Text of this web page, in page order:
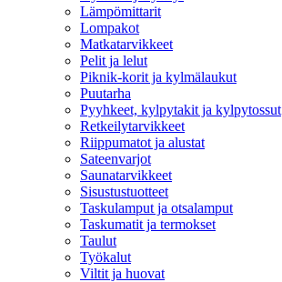
Lämpömittarit
Lompakot
Matkatarvikkeet
Pelit ja lelut
Piknik-korit ja kylmälaukut
Puutarha
Pyyhkeet, kylpytakit ja kylpytossut
Retkeilytarvikkeet
Riippumatot ja alustat
Sateenvarjot
Saunatarvikkeet
Sisustustuotteet
Taskulamput ja otsalamput
Taskumatit ja termokset
Taulut
Työkalut
Viltit ja huovat